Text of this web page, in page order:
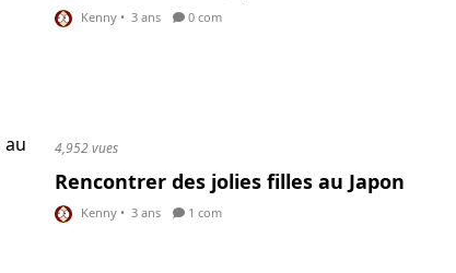
Kenny • 3 ans 0 com
4,952 vues
Rencontrer des jolies filles au Japon
Kenny • 3 ans 1 com